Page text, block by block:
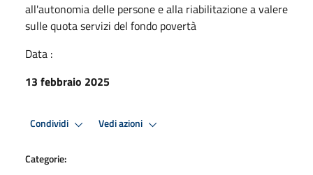
all'autonomia delle persone e alla riabilitazione a valere
sulle quota servizi del fondo povertà
Data :
13 febbraio 2025
Condividi Vedi azioni
Categorie: